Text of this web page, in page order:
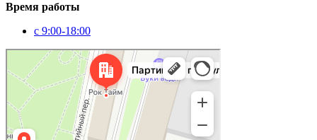
Время работы
с 9:00-18:00
Партийный переулок, 1к11 — Яндекс Карты